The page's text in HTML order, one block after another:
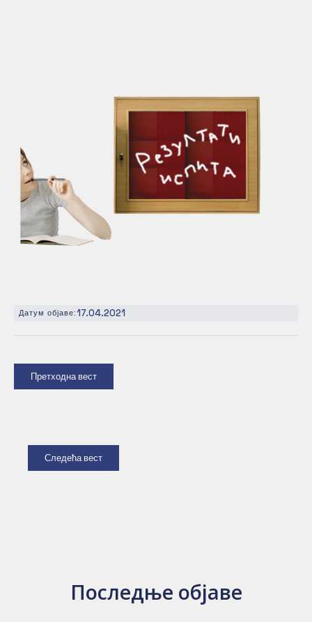
Датум објаве:17.04.2021
Претходна вест
Следећа вест
Последње објаве